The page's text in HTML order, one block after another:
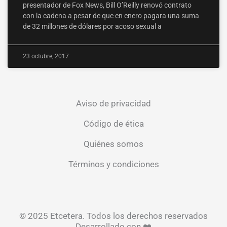
presentador de Fox News, Bill O’Reilly renovó contrato
con la cadena a pesar de que en enero pagara una suma
de 32 millones de dólares por acoso sexual a
23 octubre, 2017
Aviso de privacidad
Código de ética
Quiénes somos
Términos y condiciones
© 2025 Etcetera. Todos los derechos reservados